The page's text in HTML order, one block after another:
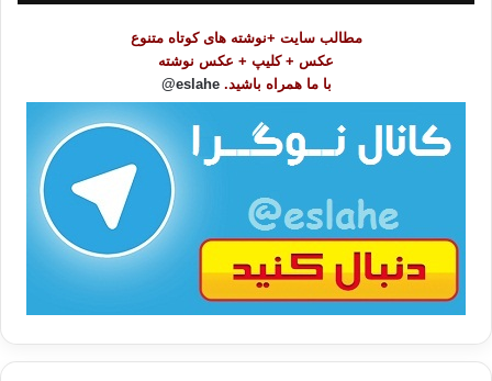
مطالب سایت +نوشته های کوتاه متنوع
عکس + کلیپ + عکس نوشته
با ما همراه باشید. eslahe@